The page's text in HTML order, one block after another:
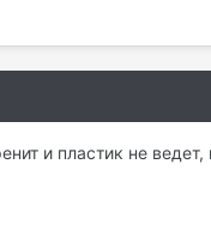
и пластик не ведет,